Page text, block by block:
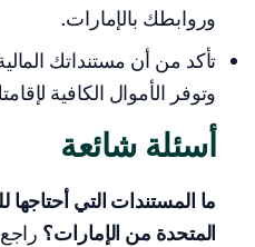
وروابطك بالإمارات.
تأكد من أن مستنداتك
وتوفر الأموال الكافية
أسئلة شائعة
ما المستندات التي
المتحدة من الإمارات؟